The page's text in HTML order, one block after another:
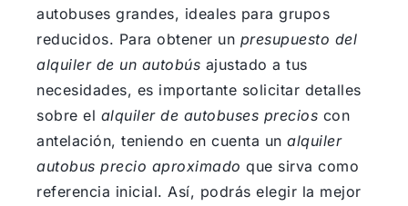
autobuses grandes, ideales para grupos
reducidos. Para obtener un presupuesto del
alquiler de un autobús ajustado a tus
necesidades, es importante solicitar detalles
sobre el alquiler de autobuses precios con
antelación, teniendo en cuenta un alquiler
autobus precio aproximado que sirva como
referencia inicial. Así, podrás elegir la mejor